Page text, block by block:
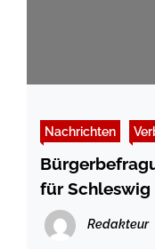
Nachrichten
für Schleswig
Redakteur